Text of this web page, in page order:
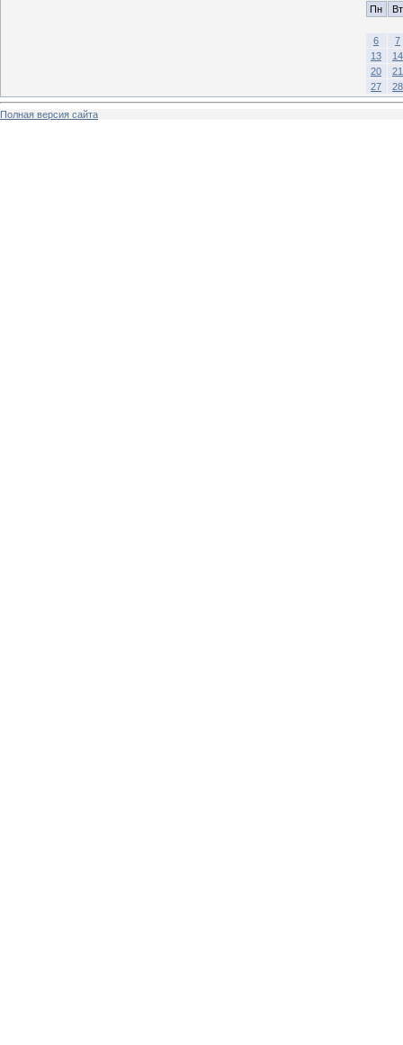
Пн
Вт
6
7
13
14
20
21
27
28
Полная версия сайта